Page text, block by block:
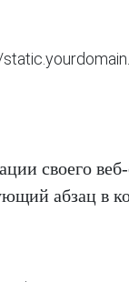
своего
абзац в